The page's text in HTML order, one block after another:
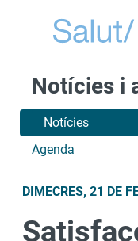
Notícies i
Notícies
Agenda
DIMECRES, 21 DE